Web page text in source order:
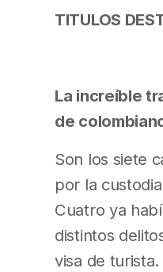
TITULOS
La increíble
de
Son los siete
por la
Cuatro ya
distintos
visa de